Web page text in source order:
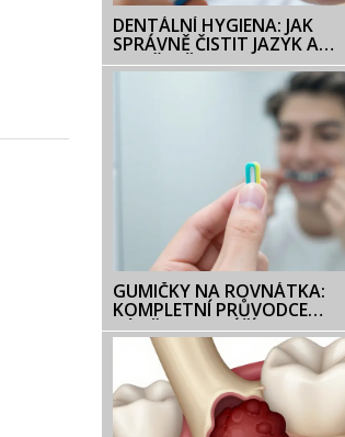
DENTÁLNÍ HYGIENA: JAK
SPRÁVNĚ ČISTIT JAZYK A
ZLEPŠIT ČERSTVOST DECHU
GUMIČKY NA ROVNÁTKA:
KOMPLETNÍ PRŮVODCE
VÝMĚNOU A PÉČÍ